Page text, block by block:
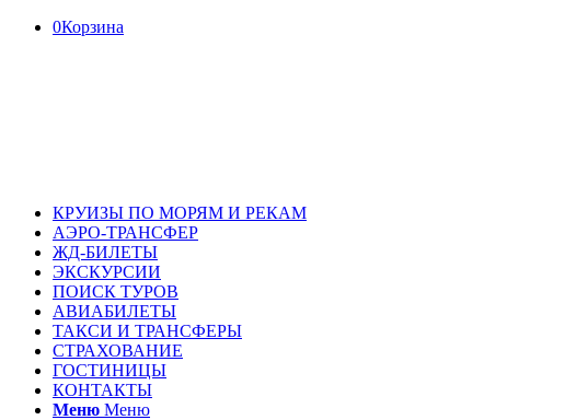
0Корзина
КРУИЗЫ ПО МОРЯМ И РЕКАМ
АЭРО-ТРАНСФЕР
ЖД-БИЛЕТЫ
ЭКСКУРСИИ
ПОИСК ТУРОВ
АВИАБИЛЕТЫ
ТАКСИ И ТРАНСФЕРЫ
СТРАХОВАНИЕ
ГОСТИНИЦЫ
КОНТАКТЫ
Меню Меню